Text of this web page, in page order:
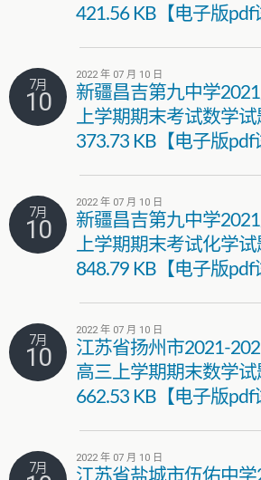
421.56 KB【电子版pdf
7月
10
2022 年 07 月 10 日
新疆昌吉第九中学
上学期期末考试数学
373.73 KB【电子版pdf
7月
10
2022 年 07 月 10 日
新疆昌吉第九中学
上学期期末考试化学
848.79 KB【电子版pdf
7月
10
2022 年 07 月 10 日
江苏省扬州市2021-
高三上学期期末数学试
662.53 KB【电子版pdf
7月
2022 年 07 月 10 日
江苏省盐城市伍佑中学